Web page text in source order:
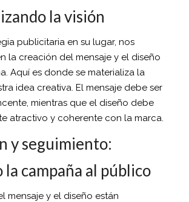
la visión
publicitaria en su lugar, nos
la creación del mensaje y el diseño
Aquí es donde se materializa la
idea creativa. El mensaje debe ser
mientras que el diseño debe
atractivo y coherente con la marca.
y seguimiento:
la campaña al público
mensaje y el diseño están